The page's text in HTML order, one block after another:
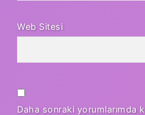
Web Sitesi
Daha sonraki yorumlarımda